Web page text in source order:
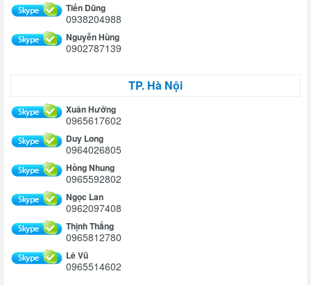
Tiến Dũng
0938204988
Nguyễn Hùng
0902787139
TP. Hà Nội
Xuân Hưởng
0965617602
Duy Long
0964026805
Hồng Nhung
0965592802
Ngọc Lan
0962097408
Thịnh Thắng
0965812780
Lê Vũ
0965514602